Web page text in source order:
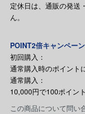
定休日は、通販の発送
ん。
POINT2倍キャンペーン
初回購入：
通常購入時のポイント
通常購入：
10,000円で100ポイン
この商品について問い